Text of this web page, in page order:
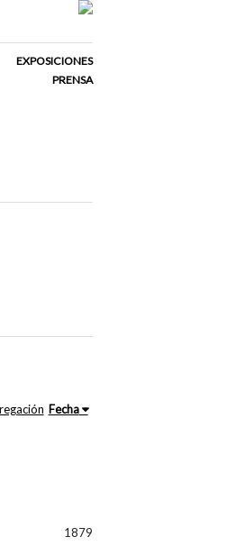
EXPOSICIONES
PRENSA
Fecha
1879